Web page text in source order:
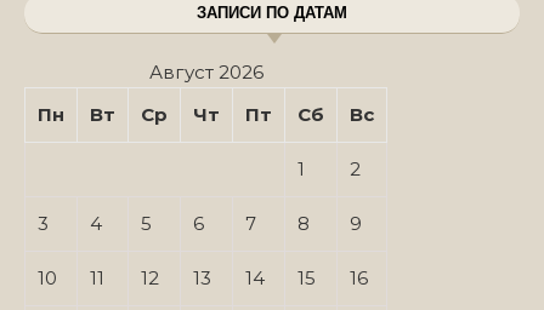
ЗАПИСИ ПО ДАТАМ
Август 2026
Пн
Вт Ср Чт Пт Сб Вс
1 2
3 4 5 6 7 8 9
10 11 12 13 14 15 16